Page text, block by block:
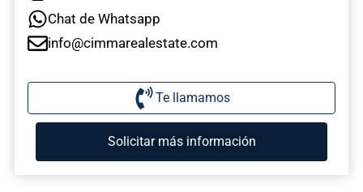
Chat de Whatsapp
info@cimmarealestate.com
Te llamamos
Solicitar más información